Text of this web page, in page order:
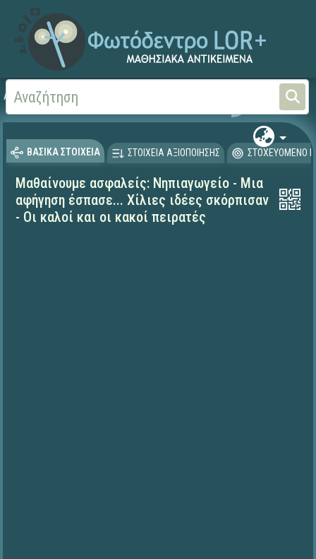
Αρχική Μαθαίνουμε στο Σπίτι
ΒΑΣΙΚΑ ΣΤΟΙΧΕΙΑ ΣΤΟΙΧΕΙΑ ΑΞΙΟΠΟΙΗΣΗΣ ΣΤΟΧΕΥΟΜΕΝΟ
Μαθαίνουμε ασφαλείς: Νηπιαγωγείο - Μια
αφήγηση έσπασε... Χίλιες ιδέες σκόρπισαν
- Οι καλοί και οι κακοί πειρατές